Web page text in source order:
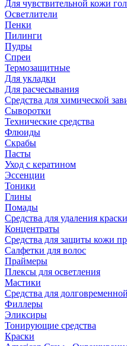
Для чувствительной кожи
Осветлители
Пенки
Пилинги
Пудры
Спреи
Термозащитные
Для укладки
Для расчесывания
Средства для химической
Сыворотки
Технические средства
Флюиды
Скрабы
Пасты
Уход с кератином
Эссенции
Тоники
Глины
Помады
Средства для удаления
Концентраты
Средства для защиты кожи
Салфетки для волос
Праймеры
Плексы для осветления
Мастики
Средства для
Филлеры
Эликсиры
Тонирующие средства
Краски